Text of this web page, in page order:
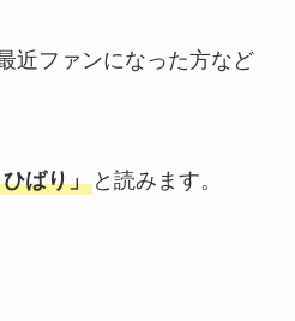
近ファンになった方など
ばり」と読みます。